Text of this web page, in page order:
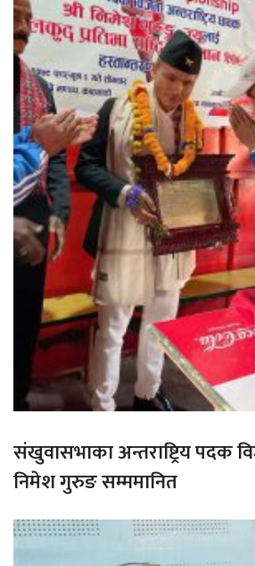
संखुवासभाका अन्तराष्ट्रिय पदक
निमेश गुरुङ सम्ममानित